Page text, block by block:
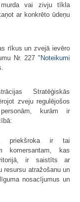
vai zivju tīkla
ar konkrēto ūdeņu
rīkus un zvejā ievēro
Nr. 227 " Noteikumi
Stratēģiskās
zveju regulējošos
kurām ir
priekšroka ir tai
komersantam, kas
ir saistīts ar
resursu atražošanu un
nosacījumus un